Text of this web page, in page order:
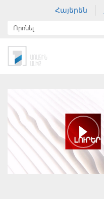
Հայերեն